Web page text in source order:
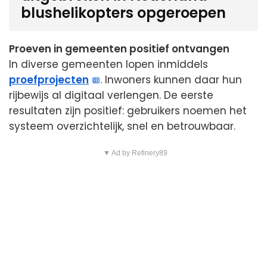
blushelikopters opgeroepen
Proeven in gemeenten positief ontvangen
In diverse gemeenten lopen inmiddels
proefprojecten
. Inwoners kunnen daar hun
rijbewijs al digitaal verlengen. De eerste
resultaten zijn positief: gebruikers noemen het
systeem overzichtelijk, snel en betrouwbaar.
▼ Ad by Refinery89